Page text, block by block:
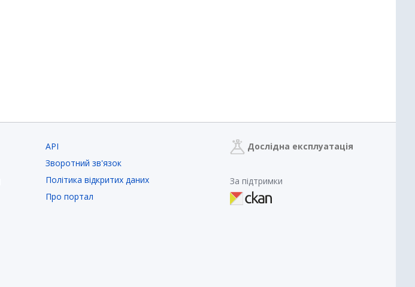
API
Зворотний зв'язок
Політика відкритих даних
Про портал
Дослідна експлуатація
За підтримки